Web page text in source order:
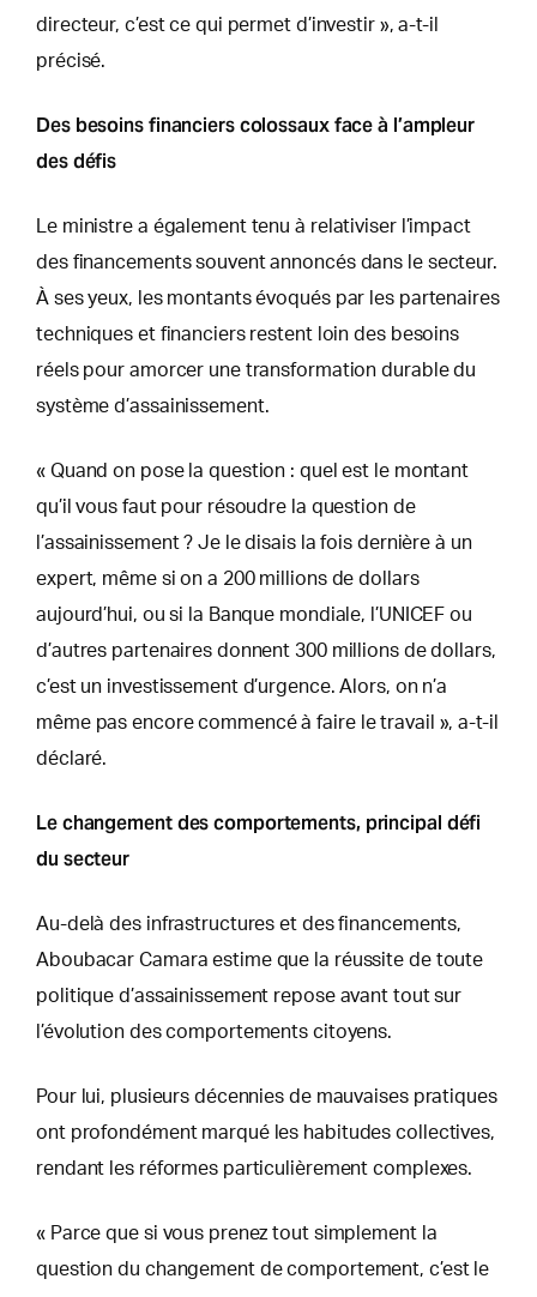
directeur, c’est ce qui permet d’investir », a-t-il
précisé.
Des besoins financiers colossaux face à l’ampleur
des défis
Le ministre a également tenu à relativiser l’impact
des financements souvent annoncés dans le secteur.
À ses yeux, les montants évoqués par les partenaires
techniques et financiers restent loin des besoins
réels pour amorcer une transformation durable du
système d’assainissement.
« Quand on pose la question : quel est le montant
qu’il vous faut pour résoudre la question de
l’assainissement ? Je le disais la fois dernière à un
expert, même si on a 200 millions de dollars
aujourd’hui, ou si la Banque mondiale, l’UNICEF ou
d’autres partenaires donnent 300 millions de dollars,
c’est un investissement d’urgence. Alors, on n’a
même pas encore commencé à faire le travail », a-t-il
déclaré.
Le changement des comportements, principal défi
du secteur
Au-delà des infrastructures et des financements,
Aboubacar Camara estime que la réussite de toute
politique d’assainissement repose avant tout sur
l’évolution des comportements citoyens.
Pour lui, plusieurs décennies de mauvaises pratiques
ont profondément marqué les habitudes collectives,
rendant les réformes particulièrement complexes.
« Parce que si vous prenez tout simplement la
question du changement de comportement, c’est le